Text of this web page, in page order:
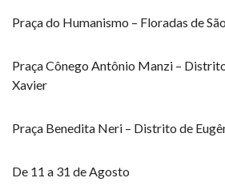
Praça do Humanismo – Floradas de
Praça Cônego Antônio Manzi –
Xavier
Praça Benedita Neri – Distrito de
De 11 a 31 de Agosto